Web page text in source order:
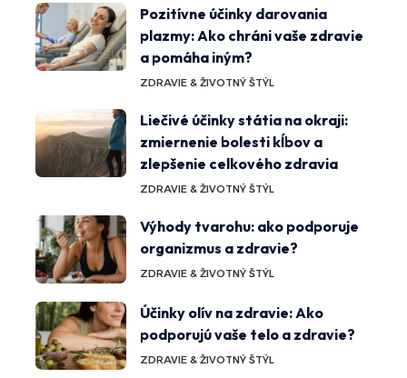
Pozitívne účinky darovania
plazmy: Ako chráni vaše zdravie
a pomáha iným?
ZDRAVIE & ŽIVOTNÝ ŠTÝL
Liečivé účinky státia na okraji:
zmiernenie bolesti kĺbov a
zlepšenie celkového zdravia
ZDRAVIE & ŽIVOTNÝ ŠTÝL
Výhody tvarohu: ako podporuje
organizmus a zdravie?
ZDRAVIE & ŽIVOTNÝ ŠTÝL
Účinky olív na zdravie: Ako
podporujú vaše telo a zdravie?
ZDRAVIE & ŽIVOTNÝ ŠTÝL